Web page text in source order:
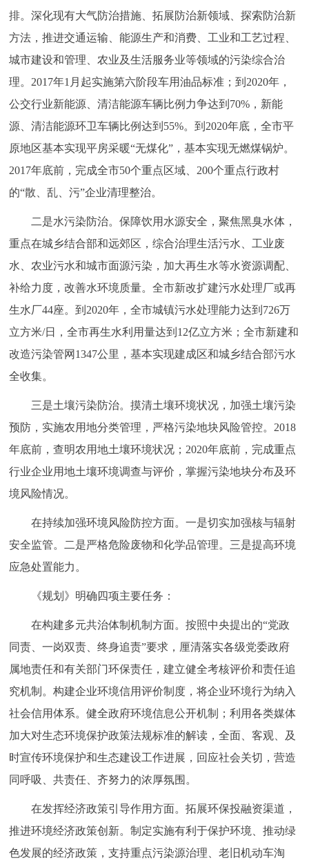
排。深化现有大气防治措施、拓展防治新领域、探索防治新
方法，推进交通运输、能源生产和消费、工业和工艺过程、
城市建设和管理、农业及生活服务业等领域的污染综合治
理。2017年1月起实施第六阶段车用油品标准；到2020年，
公交行业新能源、清洁能源车辆比例力争达到70%，新能
源、清洁能源环卫车辆比例达到55%。到2020年底，全市平
原地区基本实现平房采暖“无煤化”，基本实现无燃煤锅炉。
2017年底前，完成全市50个重点区域、200个重点行政村
的“散、乱、污”企业清理整治。
二是水污染防治。保障饮用水源安全，聚焦黑臭水体，
重点在城乡结合部和远郊区，综合治理生活污水、工业废
水、农业污水和城市面源污染，加大再生水等水资源调配、
补给力度，改善水环境质量。全市新改扩建污水处理厂或再
生水厂44座。到2020年，全市城镇污水处理能力达到726万
立方米/日，全市再生水利用量达到12亿立方米；全市新建和
改造污染管网1347公里，基本实现建成区和城乡结合部污水
全收集。
三是土壤污染防治。摸清土壤环境状况，加强土壤污染
预防，实施农用地分类管理，严格污染地块风险管控。2018
年底前，查明农用地土壤环境状况；2020年底前，完成重点
行业企业用地土壤环境调查与评价，掌握污染地块分布及环
境风险情况。
在持续加强环境风险防控方面。一是切实加强核与辐射
安全监管。二是严格危险废物和化学品管理。三是提高环境
应急处置能力。
《规划》明确四项主要任务：
在构建多元共治体制机制方面。按照中央提出的“党政
同责、一岗双责、终身追责”要求，厘清落实各级党委政府
属地责任和有关部门环保责任，建立健全考核评价和责任追
究机制。构建企业环境信用评价制度，将企业环境行为纳入
社会信用体系。健全政府环境信息公开机制；利用各类媒体
加大对生态环境保护政策法规标准的解读，全面、客观、及
时宣传环境保护和生态建设工作进展，回应社会关切，营造
同呼吸、共责任、齐努力的浓厚氛围。
在发挥经济政策引导作用方面。拓展环保投融资渠道，
推进环境经济政策创新。制定实施有利于保护环境、推动绿
色发展的经济政策，支持重点污染源治理、老旧机动车淘